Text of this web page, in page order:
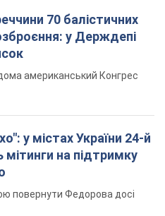
70 балістичних
у Держдепі
американський Конгрес
у містах України 24-й
на підтримку
повернути Федорова досі